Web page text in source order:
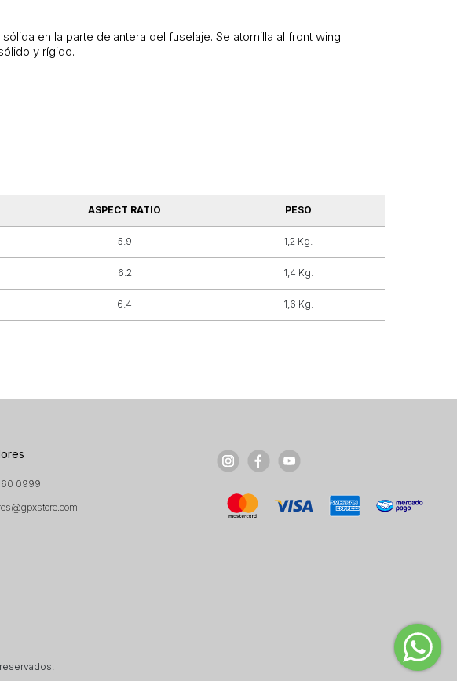
en la parte delantera del fuselaje. Se atornilla al front wing
y rígido.
ASPECT RATIO PESO
5.9 1,2 Kg.
6.2 1,4 Kg.
6.4 1,6 Kg.
0999